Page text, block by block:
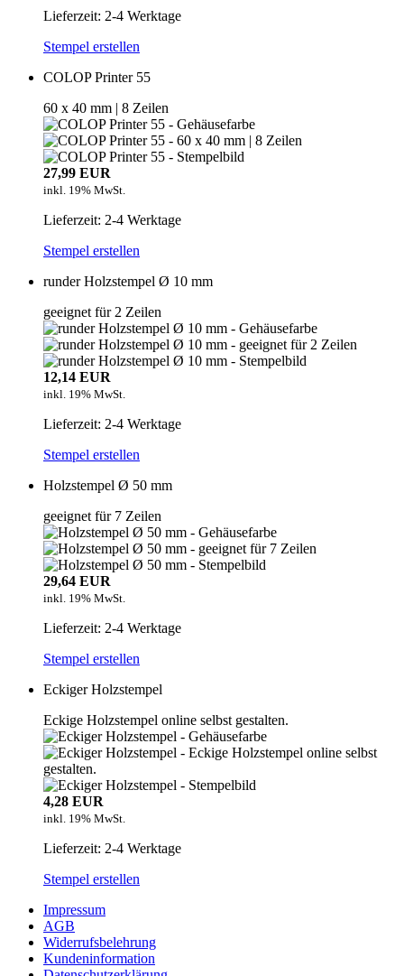
Lieferzeit: 2-4 Werktage
Stempel erstellen
COLOP Printer 55
60 x 40 mm | 8 Zeilen
27,99 EUR
inkl. 19% MwSt.
Lieferzeit: 2-4 Werktage
Stempel erstellen
runder Holzstempel Ø 10 mm
geeignet für 2 Zeilen
12,14 EUR
inkl. 19% MwSt.
Lieferzeit: 2-4 Werktage
Stempel erstellen
Holzstempel Ø 50 mm
geeignet für 7 Zeilen
29,64 EUR
inkl. 19% MwSt.
Lieferzeit: 2-4 Werktage
Stempel erstellen
Eckiger Holzstempel
Eckige Holzstempel online selbst gestalten.
4,28 EUR
inkl. 19% MwSt.
Lieferzeit: 2-4 Werktage
Stempel erstellen
Impressum
AGB
Widerrufsbelehrung
Kundeninformation